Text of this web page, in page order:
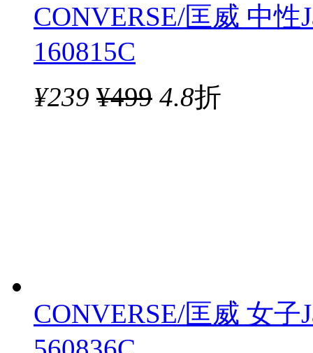
CONVERSE/匡威 中性
160815C
¥239 ¥499 4.8折
CONVERSE/匡威 女子